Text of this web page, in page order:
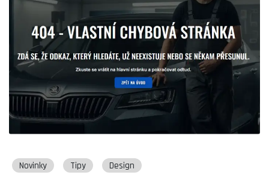
Novinky Tipy Design